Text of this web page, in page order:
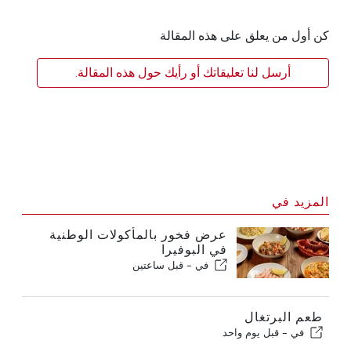
كن أول من يعلق على هذه المقالة
أرسل لنا تعليقاتك أو رأيك حول هذه المقالة.
المزيد في
عرض فخور بالمأكولات الوطنية
في البوفيرا
في - قبل ساعتين
طعم البرتغال
في - قبل يوم واحد